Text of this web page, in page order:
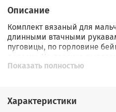
Описание
Комплект вязаный для
длинными втачными
пуговицы, по горловине
полоску. На полочке
монстра. Брюки с
Показать полностью
Характеристики